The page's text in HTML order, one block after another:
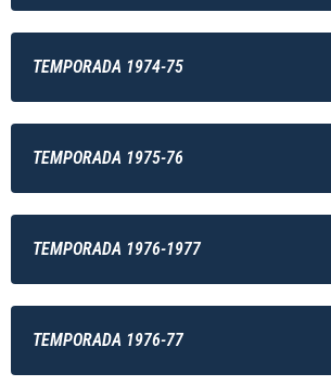
TEMPORADA 1974-75
TEMPORADA 1975-76
TEMPORADA 1976-1977
TEMPORADA 1976-77